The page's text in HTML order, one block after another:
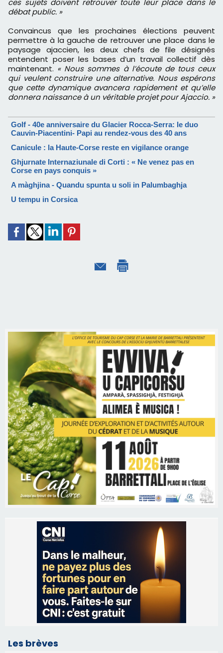
ces sujets doivent retrouver toute leur place dans le
débat public. »
Convaincus que les prochaines élections peuvent
permettre à la gauche de retrouver une place dans le
paysage ajaccien, les deux chefs de file désignés
entendent poser les bases d’un travail collectif dès
maintenant. « Nous sommes à l’écoute de tous ceux
qui veulent construire une alternative. Nous espérons
que cette dynamique avancera rapidement et qu’elle
donnera naissance à un véritable projet pour Ajaccio. »
Golf - 40e anniversaire du Glacier Rocca-Serra: le duo
Cauvin-Piacentini- Papi au rendez-vous des 40 ans
Canicule : la Haute-Corse reste en vigilance orange
Ghjurnate Internaziunale di Corti : « Ne venez pas en
Corse en pays conquis »
A màghjina - Quandu spunta u soli in Palumbaghja
U tempu in Corsica
Les brèves